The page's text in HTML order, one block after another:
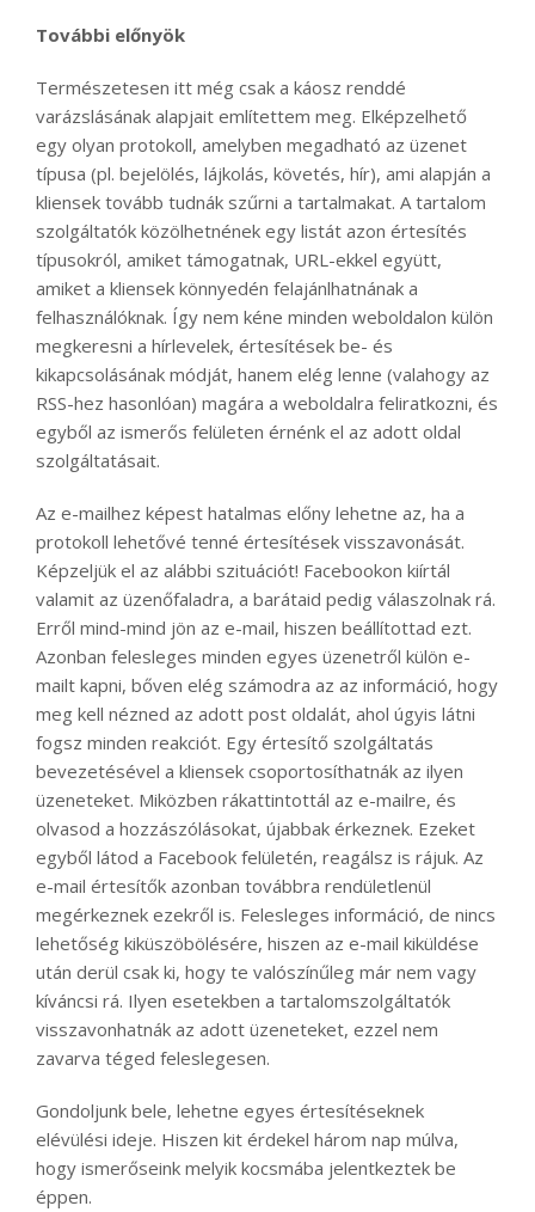
További előnyök
Természetesen itt még csak a káosz renddé
varázslásának alapjait említettem meg. Elképzelhető
egy olyan protokoll, amelyben megadható az üzenet
típusa (pl. bejelölés, lájkolás, követés, hír), ami alapján a
kliensek tovább tudnák szűrni a tartalmakat. A tartalom
szolgáltatók közölhetnének egy listát azon értesítés
típusokról, amiket támogatnak, URL-ekkel együtt,
amiket a kliensek könnyedén felajánlhatnának a
felhasználóknak. Így nem kéne minden weboldalon külön
megkeresni a hírlevelek, értesítések be- és
kikapcsolásának módját, hanem elég lenne (valahogy az
RSS-hez hasonlóan) magára a weboldalra feliratkozni, és
egyből az ismerős felületen érnénk el az adott oldal
szolgáltatásait.
Az e-mailhez képest hatalmas előny lehetne az, ha a
protokoll lehetővé tenné értesítések visszavonását.
Képzeljük el az alábbi szituációt! Facebookon kiírtál
valamit az üzenőfaladra, a barátaid pedig válaszolnak rá.
Erről mind-mind jön az e-mail, hiszen beállítottad ezt.
Azonban felesleges minden egyes üzenetről külön e-
mailt kapni, bőven elég számodra az az információ, hogy
meg kell nézned az adott post oldalát, ahol úgyis látni
fogsz minden reakciót. Egy értesítő szolgáltatás
bevezetésével a kliensek csoportosíthatnák az ilyen
üzeneteket. Miközben rákattintottál az e-mailre, és
olvasod a hozzászólásokat, újabbak érkeznek. Ezeket
egyből látod a Facebook felületén, reagálsz is rájuk. Az
e-mail értesítők azonban továbbra rendületlenül
megérkeznek ezekről is. Felesleges információ, de nincs
lehetőség kiküszöbölésére, hiszen az e-mail kiküldése
után derül csak ki, hogy te valószínűleg már nem vagy
kíváncsi rá. Ilyen esetekben a tartalomszolgáltatók
visszavonhatnák az adott üzeneteket, ezzel nem
zavarva téged feleslegesen.
Gondoljunk bele, lehetne egyes értesítéseknek
elévülési ideje. Hiszen kit érdekel három nap múlva,
hogy ismerőseink melyik kocsmába jelentkeztek be
éppen.